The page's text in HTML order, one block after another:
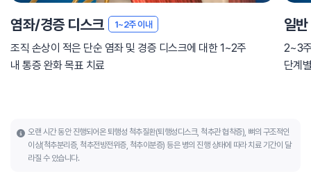
염좌/경증 디스크 1~2주 이내
조직 손상이 적은 단순 염좌 및 경증 디스크에 대한 1~2주
내 통증 완화 목표 치료
일
2~3
단계
오랜 시간 동안 진행되어온 퇴행성 척추질환(퇴행성디스크, 척추관 협착증), 뼈의 구조적인
이상(척추분리증, 척추전방전위증, 척추이분증) 등은 병의 진행 상태에 따라 치료 기간이 달
라질 수 있습니다.